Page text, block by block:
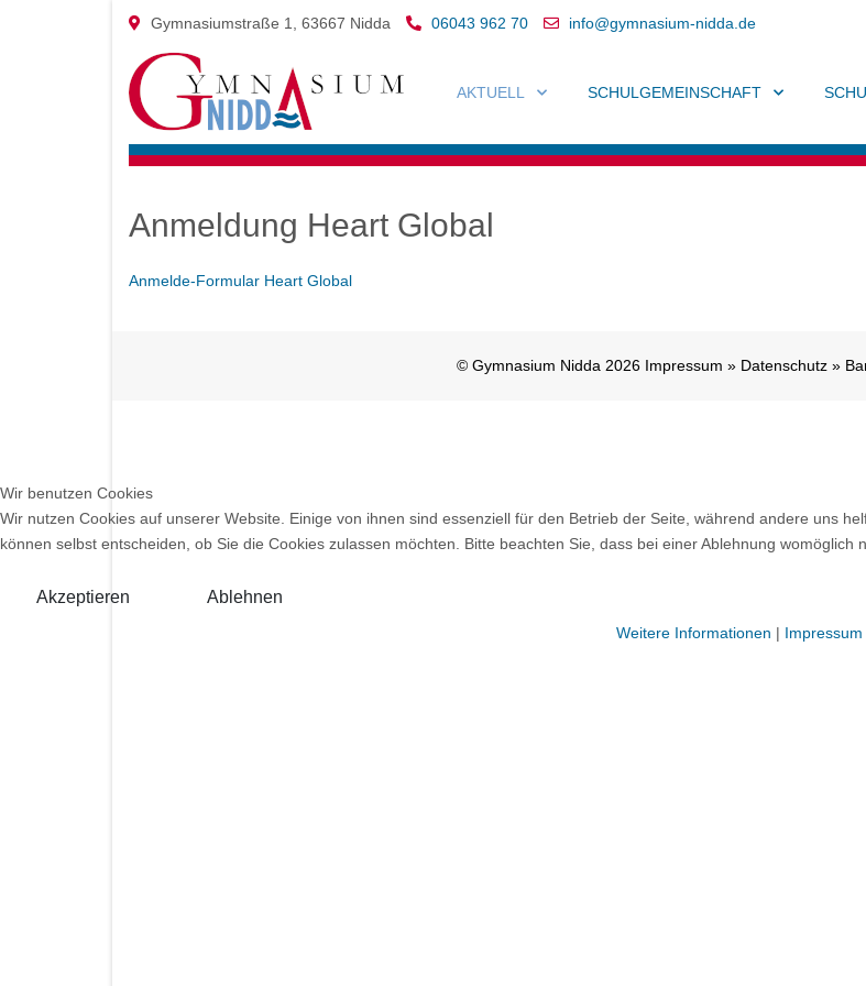
Gymnasiumstraße 1, 63667 Nidda 06043 962 70 info@gymnasium-nidda.de
AKTUELL SCHULGEMEINSCHAFT
Anmeldung Heart Global
Anmelde-Formular Heart Global
© Gymnasium Nidda 2026 Impressum » Datenschutz »
Wir benutzen Cookies
Wir nutzen Cookies auf unserer Website. Einige von ihnen sind essenziell für den Betrieb der Seite, während andere uns
können selbst entscheiden, ob Sie die Cookies zulassen möchten. Bitte beachten Sie, dass bei einer Ablehnung womöglich
Akzeptieren Ablehnen
Weitere Informationen | Impressum